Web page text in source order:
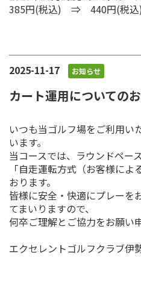
385円(税込) ⇒ 440円(税込)
2025-11-17 お知らせ
カート運用についての
いつも当ゴルフ場をご利用い
います。
当コースでは、ラウンドペー
「自走運転方式（お客様に
おります。
皆様に安全・快適にプレーを
てまいりますので、
何卒ご理解とご協力をお願い
エクセレントゴルフクラブ伊